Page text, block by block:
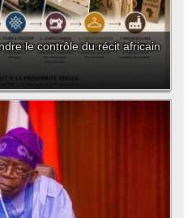
le contrôle du récit africain